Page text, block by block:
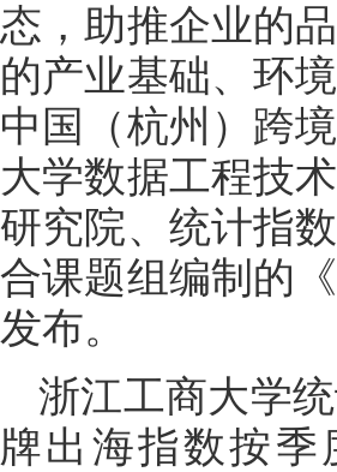
态，助推企业的
的产业基础、环
中国（杭州）跨
大学数据工程技
研究院、统计指
合课题组编制的
发布。
浙江工商大学
牌出海指数按季